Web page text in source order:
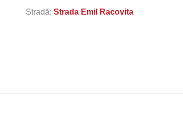
Stradă:Strada Emil Racovita